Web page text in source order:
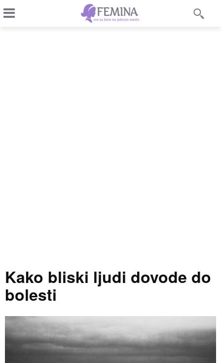
Kako bliski ljudi dovode do
bolesti